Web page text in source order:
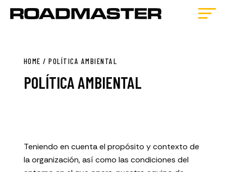
HOME /POLÍTICA AMBIENTAL
POLÍTICA AMBIENTAL
Teniendo en cuenta el propósito y contexto de
la organización, así como las condiciones del